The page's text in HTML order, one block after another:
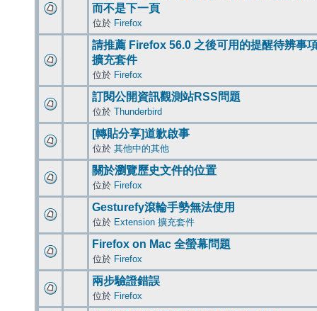
而不是下一頁
位於 Firefox
請推薦 Firefox 56.0 之後可用的提醒待辨事
擴充套件
位於 Firefox
訂閱公開資訊觀測站RSS問題
位於 Thunderbird
[轉貼分享]道歉啟事
位於 其他中的其他
關於瀏覽歷史文件的位置
位於 Firefox
Gesturefy滾輪手勢無法使用
位於 Extension 擴充套件
Firefox on Mac 全螢幕問題
位於 Firefox
兩步驗證錯誤
位於 Firefox